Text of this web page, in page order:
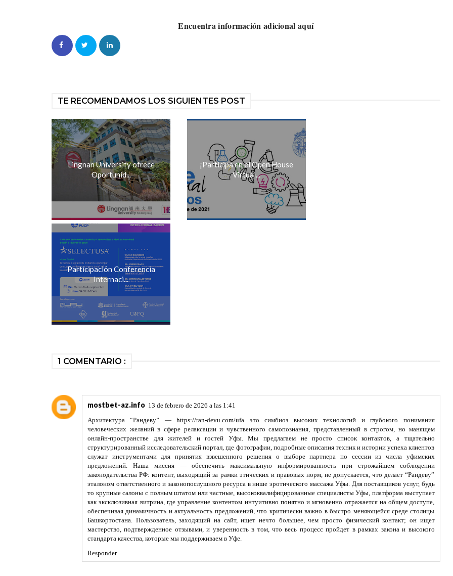
Encuentra información adicional aquí
TE RECOMENDAMOS LOS SIGUIENTES POST
Lingnan University ofrece
Oportunid...
¡Participa en el Open House
Virtual...
Participación Conferencia
Internaci...
1 COMENTARIO :
mostbet-az.info 13 de febrero de 2026 a las 1:41
Архитектура “Рандеву” —https://ran-devu.com/ufa это симбиоз высоких технологий и глубокого понимания
человеческих желаний в сфере релаксации и чувственного самопознания, представленный в строгом, но манящем
онлайн-пространстве для жителей и гостей Уфы. Мы предлагаем не просто список контактов, а тщательно
структурированный исследовательский портал, где фотографии, подробные описания техник и истории успеха клиентов
служат инструментами для принятия взвешенного решения о выборе партнера по сессии из числа уфимских
предложений. Наша миссия — обеспечить максимальную информированность при строжайшем соблюдении
законодательства РФ: контент, выходящий за рамки этических и правовых норм, не допускается, что делает “Рандеву”
эталоном ответственного и законопослушного ресурса в нише эротического массажа Уфы. Для поставщиков услуг, будь
то крупные салоны с полным штатом или частные, высококвалифицированные специалисты Уфы, платформа выступает
как эксклюзивная витрина, где управление контентом интуитивно понятно и мгновенно отражается на общем доступе,
обеспечивая динамичность и актуальность предложений, что критически важно в быстро меняющейся среде столицы
Башкортостана. Пользователь, заходящий на сайт, ищет нечто большее, чем просто физический контакт; он ищет
мастерство, подтвержденное отзывами, и уверенность в том, что весь процесс пройдет в рамках закона и высокого
стандарта качества, которые мы поддерживаем в Уфе.
Responder